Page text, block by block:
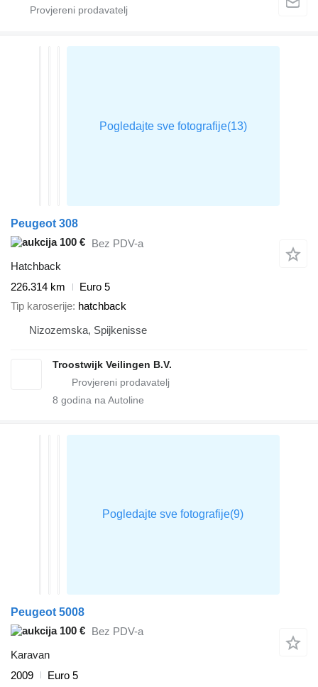
Peugeot 308
100 € Bez PDV-a
Hatchback
226.314 km
Euro 5
Tip karoserije hatchback
Nizozemska, Spijkenisse
Troostwijk Veilingen B.V.
8 godina na Autoline
Peugeot 5008
100 €
Bez PDV-a
Karavan
2009
Euro 5